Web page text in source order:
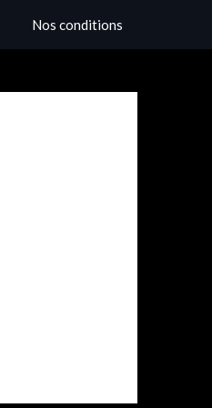
Nos conditions